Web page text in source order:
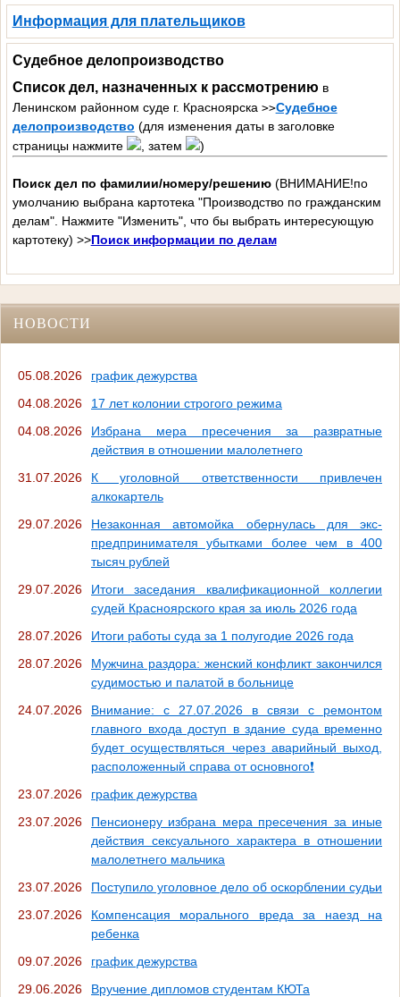
Информация для плательщиков
Судебное делопроизводство
Список дел, назначенных к рассмотрению в
Ленинском районном суде г. Красноярска >>Судебное
делопроизводство (для изменения даты в заголовке
страницы нажмите
, затем )
Поиск дел по фамилии/номеру/решению(ВНИМАНИЕ!по
умолчанию выбрана картотека "Производство по гражданским
делам". Нажмите "Изменить", что бы выбрать интересующую
картотеку) >>Поиск информации по делам
НОВОСТИ
05.08.2026
график дежурства
04.08.2026
17 лет колонии строгого режима
04.08.2026
Избрана мера пресечения за развратные
действия в отношении малолетнего
31.07.2026
К уголовной ответственности привлечен
алкокартель
29.07.2026
Незаконная автомойка обернулась для экс-
предпринимателя убытками более чем в 400
тысяч рублей
29.07.2026
Итоги заседания квалификационной коллегии
судей Красноярского края за июль 2026 года
28.07.2026
Итоги работы суда за 1 полугодие 2026 года
28.07.2026
Мужчина раздора: женский конфликт закончился
судимостью и палатой в больнице
24.07.2026
Внимание: c 27.07.2026 в связи с ремонтом
главного входа доступ в здание суда временно
будет осуществляться через аварийный выход,
расположенный справа от основного❗
23.07.2026
график дежурства
23.07.2026
Пенсионеру избрана мера пресечения за иные
действия сексуального характера в отношении
малолетнего мальчика
23.07.2026
Поступило уголовное дело об оскорблении судьи
23.07.2026
Компенсация морального вреда за наезд на
ребенка
09.07.2026
график дежурства
29.06.2026
Вручение дипломов студентам КЮТа